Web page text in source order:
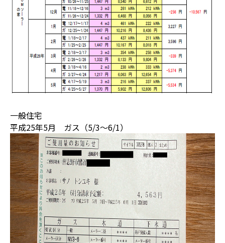
一般住宅
平成25年5月 ガス（5/3～6/1）